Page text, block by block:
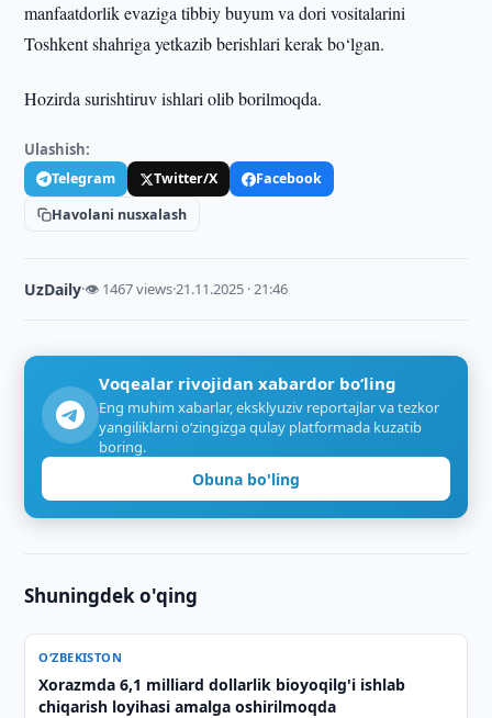
manfaatdorlik evaziga tibbiy buyum va dori vositalarini
Toshkent shahriga yetkazib berishlari kerak bo‘lgan.
Hozirda surishtiruv ishlari olib borilmoqda.
Ulashish:
Telegram Twitter/X
Facebook
Havolani nusxalash
UzDaily·👁 1467 views·21.11.2025 · 21:46
Voqealar rivojidan xabardor bo‘ling
Eng muhim xabarlar, eksklyuziv reportajlar va tezkor
yangiliklarni o‘zingizga qulay platformada kuzatib
boring.
Obuna bo'ling
Shuningdek o'qing
O‘ZBEKISTON
Xorazmda 6,1 milliard dollarlik bioyoqilg'i ishlab
chiqarish loyihasi amalga oshirilmoqda